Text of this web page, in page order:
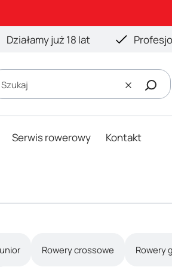
Działamy już 18 lat
WyczyśćSzukaj
Serwis rowerowy Kontakt
Rowery crossowe Rowery